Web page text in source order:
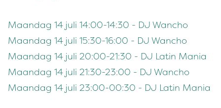
Maandag 14 juli 14:00-14:30 - DJ Wancho
Maandag 14 juli 15:30-16:00 - DJ Wancho
Maandag 14 juli 20:00-21:30 - DJ Latin Mania
Maandag 14 juli 21:30-23:00 - DJ Wancho
Maandag 14 juli 23:00-00:30 - DJ Latin Mania